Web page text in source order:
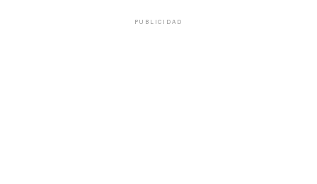
PUBLICIDAD